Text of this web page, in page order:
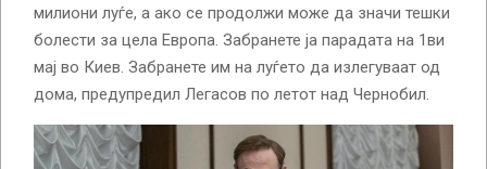
милиони луѓе, а ако се продолжи може да значи тешки
болести за цела Европа. Забранете ја парадата на 1ви
мај во Киев. Забранете им на луѓето да излегуваат од
дома, предупредил Легасов по летот над Чернобил.